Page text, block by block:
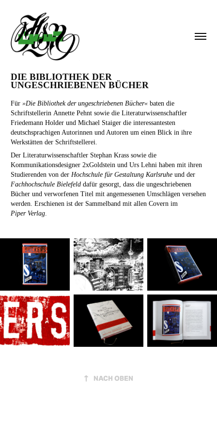
DIE BIBLIOTHEK DER
UNGESCHRIEBENEN BÜCHER
Für»Die Bibliothek der ungeschriebenen Bücher« baten die
Schriftstellerin Annette Pehnt sowie die Literaturwissenschaftler
Friedemann Holder und Michael Staiger die interessantesten
deutschsprachigen Autorinnen und Autoren um einen Blick in ihre
Werkstätten der Schriftstellerei.
Der Literaturwissenschaftler Stephan Krass sowie die
Kommunikationsdesigner 2xGoldstein und Urs Lehni haben mit ihren
Studierenden von der Hochschule für Gestaltung Karlsruhe und der
Fachhochschule Bielefeld dafür gesorgt, dass die ungeschriebenen
Bücher und verworfenen Titel mit angemessenen Umschlägen versehen
werden. Erschienen ist der Sammelband mit allen Covern im
Piper Verlag
↑ NACH OBEN